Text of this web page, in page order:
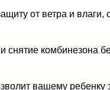
от ветра и влаги,
снятие комбинезона
вашему ребенку